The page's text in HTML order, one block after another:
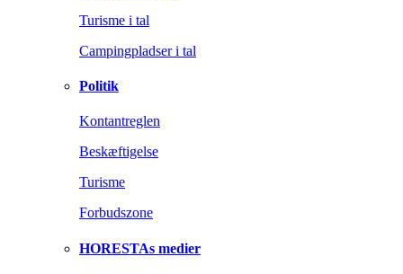
Turisme i tal
Campingpladser i tal
Politik
Kontantreglen
Beskæftigelse
Turisme
Forbudszone
HORESTAs medier